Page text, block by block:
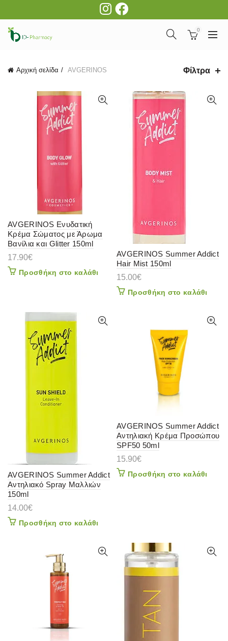
0
Αρχική σελίδα AVGERINOS Φίλτρα
AVGERINOS Ενυδατική
Κρέμα Σώματος με Άρωμα
Βανίλια και Glitter 150ml
17.90€
Προσθήκη στο καλάθι
AVGERINOS Summer Addict
Hair Mist 150ml
15.00€
Προσθήκη στο καλάθι
AVGERINOS Summer Addict
Αντηλιακό Spray Μαλλιών
150ml
14.00€
Προσθήκη στο καλάθι
AVGERINOS Summer Addict
Αντηλιακή Κρέμα Προσώπου
SPF50 50ml
15.90€
Προσθήκη στο καλάθι